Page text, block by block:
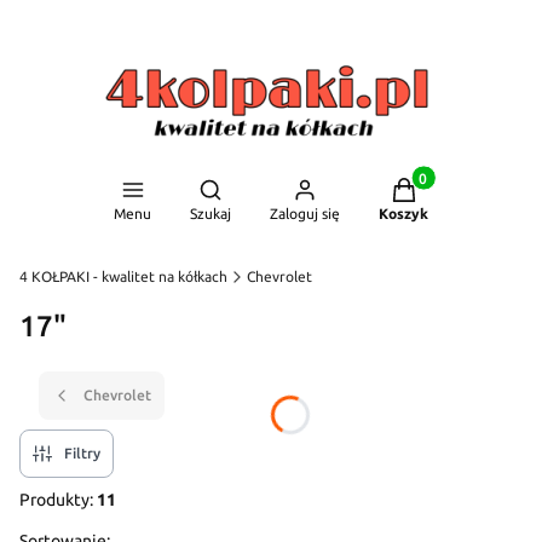
Menu
Otwórz wyszukiwarkę
Szukaj Zaloguj się
Produkty w
Koszyk
4 KOŁPAKI - kwalitet na kółkach Chevrolet
17"
Chevrolet
Filtry
Produkty: 11